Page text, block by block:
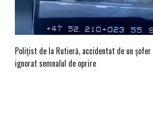
Polițist de la Rutieră, accidentat de un
ignorat semnalul de oprire